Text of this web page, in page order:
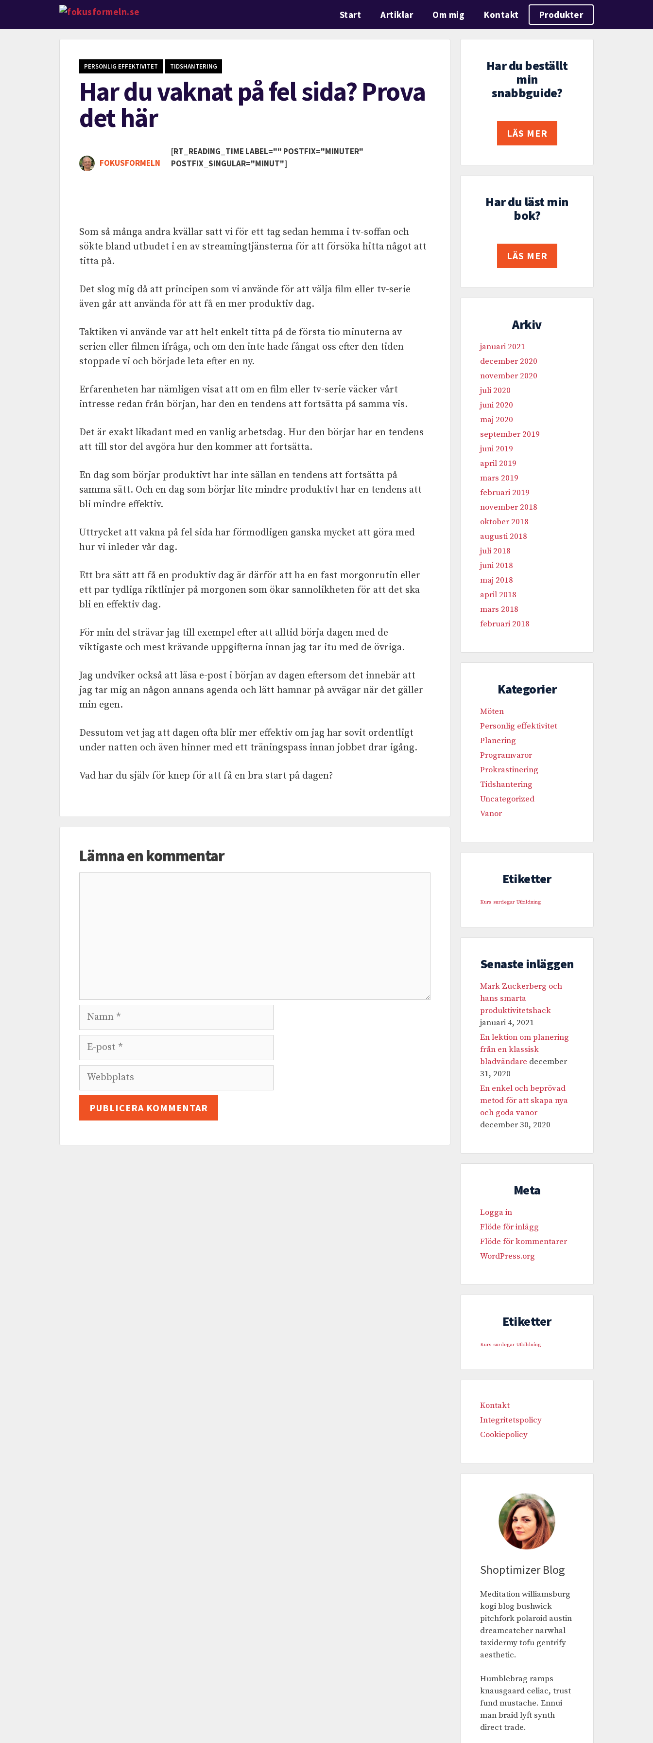
Start Artiklar Om mig Kontakt Produkter
PERSONLIG EFFEKTIVITET TIDSHANTERING
Har du vaknat på fel sida? Prova
det här
FOKUSFORMELN
[RT_READING_TIME LABEL="" POSTFIX="MINUTER"
POSTFIX_SINGULAR="MINUT"]
Som så många andra kvällar satt vi för ett tag sedan hemma i tv-soffan och
sökte bland utbudet i en av streamingtjänsterna för att försöka hitta något att
titta på.
Det slog mig då att principen som vi använde för att välja film eller tv-serie
även går att använda för att få en mer produktiv dag.
Taktiken vi använde var att helt enkelt titta på de första tio minuterna av
serien eller filmen ifråga, och om den inte hade fångat oss efter den tiden
stoppade vi och började leta efter en ny.
Erfarenheten har nämligen visat att om en film eller tv-serie väcker vårt
intresse redan från början, har den en tendens att fortsätta på samma vis.
Det är exakt likadant med en vanlig arbetsdag. Hur den börjar har en tendens
att till stor del avgöra hur den kommer att fortsätta.
En dag som börjar produktivt har inte sällan en tendens att fortsätta på
samma sätt. Och en dag som börjar lite mindre produktivt har en tendens att
bli mindre effektiv.
Uttrycket att vakna på fel sida har förmodligen ganska mycket att göra med
hur vi inleder vår dag.
Ett bra sätt att få en produktiv dag är därför att ha en fast morgonrutin eller
ett par tydliga riktlinjer på morgonen som ökar sannolikheten för att det ska
bli en effektiv dag.
För min del strävar jag till exempel efter att alltid börja dagen med de
viktigaste och mest krävande uppgifterna innan jag tar itu med de övriga.
Jag undviker också att läsa e-post i början av dagen eftersom det innebär att
jag tar mig an någon annans agenda och lätt hamnar på avvägar när det gäller
min egen.
Dessutom vet jag att dagen ofta blir mer effektiv om jag har sovit ordentligt
under natten och även hinner med ett träningspass innan jobbet drar igång.
Vad har du själv för knep för att få en bra start på dagen?
Lämna en kommentar
Har du beställt
min
snabbguide?
LÄS MER
Har du läst min
bok?
LÄS MER
Arkiv
januari 2021
december 2020
november 2020
juli 2020
juni 2020
maj 2020
september 2019
juni 2019
april 2019
mars 2019
februari 2019
november 2018
oktober 2018
augusti 2018
juli 2018
juni 2018
maj 2018
april 2018
mars 2018
februari 2018
Kategorier
Möten
Personlig effektivitet
Planering
Programvaror
Prokrastinering
Tidshantering
Uncategorized
Vanor
Etiketter
Kurs surdegar Utbildning
Senaste inläggen
Mark Zuckerberg och
hans smarta
produktivitetshack
januari 4, 2021
En lektion om planering
från en klassisk
bladvändare december
31, 2020
En enkel och beprövad
metod för att skapa nya
och goda vanor
december 30, 2020
Meta
Logga in
Flöde för inlägg
Flöde för kommentarer
WordPress.org
Etiketter
Kurs surdegar Utbildning
Kontakt
Integritetspolicy
Cookiepolicy
Shoptimizer Blog
Meditation williamsburg
kogi blog bushwick
pitchfork polaroid austin
dreamcatcher narwhal
taxidermy tofu gentrify
aesthetic.
Humblebrag ramps
knausgaard celiac, trust
fund mustache. Ennui
man braid lyft synth
direct trade.